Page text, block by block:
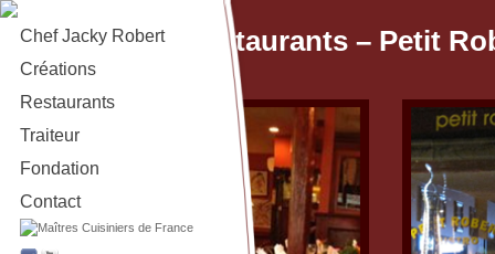
Chef Jacky Robert
Créations
Restaurants
Traiteur
Fondation
Contact
Restaurants – Petit